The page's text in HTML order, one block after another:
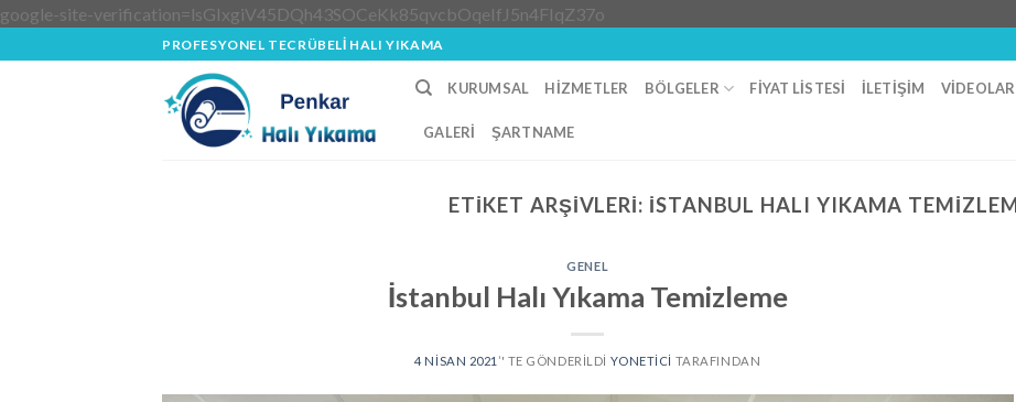
google-site-verification=lsGIxgiV45DQh43SOCeKk85qvcbOqeIfJ5n4FIqZ37o
content
PROFESYONEL TECRÜBELİ HALI YIKAMA
KURUMSAL HIZMETLER BÖLGELER FIYAT LISTESI İLETIŞIM VIDEOLAR
GALERI ŞARTNAME
ETIKET ARŞIVLERI: İSTANBUL HALI YIKAMA
GENEL
İstanbul Halı Yıkama Temizleme
4 NISAN 2021 ’' TE GÖNDERILDI YONETICI TARAFINDAN